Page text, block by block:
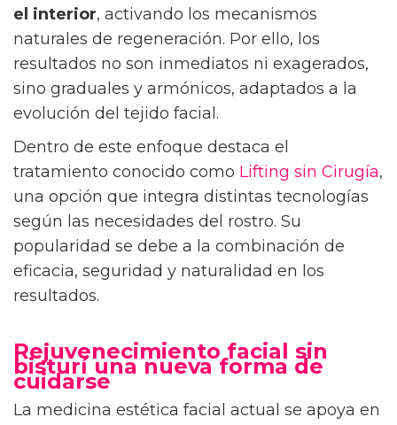
el interior, activando los mecanismos
naturales de regeneración. Por ello, los
resultados no son inmediatos ni exagerados,
sino graduales y armónicos, adaptados a la
evolución del tejido facial.
Dentro de este enfoque destaca el
tratamiento conocido como Lifting sin Cirugía,
una opción que integra distintas tecnologías
según las necesidades del rostro. Su
popularidad se debe a la combinación de
eficacia, seguridad y naturalidad en los
resultados.
Rejuvenecimiento facial sin
bisturí una nueva forma de
cuidarse
La medicina estética facial actual se apoya en